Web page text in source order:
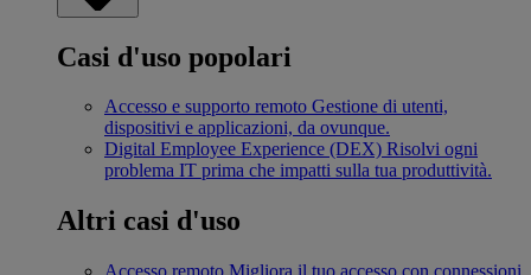
Casi d'uso popolari
Accesso e supporto remoto Gestione di utenti,
dispositivi e applicazioni, da ovunque.
Digital Employee Experience (DEX) Risolvi ogni
problema IT prima che impatti sulla tua produttività.
Altri casi d'uso